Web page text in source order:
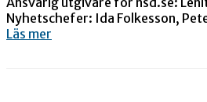
Nyhetschefer: Ida Folkesson,
Läs mer